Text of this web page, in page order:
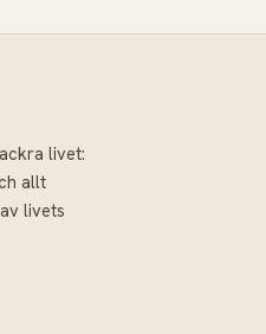
livet:
allt
livets